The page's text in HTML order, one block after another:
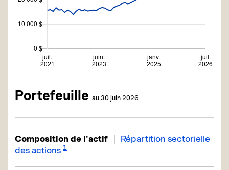
Portefeuille au 30 juin 2026
Composition de l'actif | Répartition sectorielle
des actions 1